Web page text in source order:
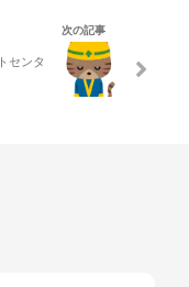
次の記事
センタ